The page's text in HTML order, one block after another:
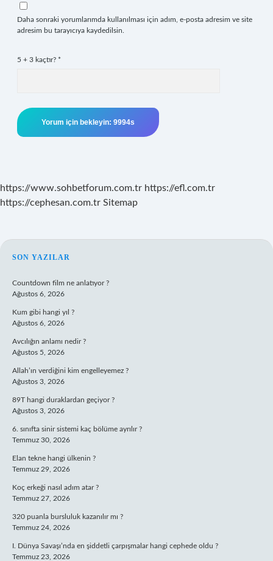
Daha sonraki yorumlarımda kullanılması için adım, e-posta adresim ve site
adresim bu tarayıcıya kaydedilsin.
5 + 3 kaçtır? *
https://www.sohbetforum.com.tr https://efl.com.tr
https://cephesan.com.tr Sitemap
SIDEBAR
SON YAZILAR
Countdown film ne anlatıyor ?
Ağustos 6, 2026
Kum gibi hangi yıl ?
Ağustos 6, 2026
Avcılığın anlamı nedir ?
Ağustos 5, 2026
Allah’ın verdiğini kim engelleyemez ?
Ağustos 3, 2026
89T hangi duraklardan geçiyor ?
Ağustos 3, 2026
6. sınıfta sinir sistemi kaç bölüme ayrılır ?
Temmuz 30, 2026
Elan tekne hangi ülkenin ?
Temmuz 29, 2026
Koç erkeği nasıl adım atar ?
Temmuz 27, 2026
320 puanla bursluluk kazanılır mı ?
Temmuz 24, 2026
I. Dünya Savaşı’nda en şiddetli çarpışmalar hangi cephede oldu ?
Temmuz 23, 2026